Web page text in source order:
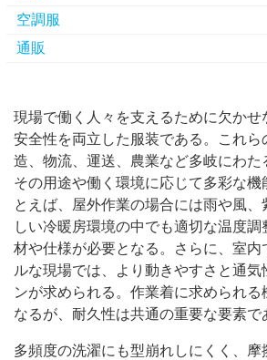
空調服
通販
現場で働く人々を支えるために欠かせ
安全性を両立した服装である。
これら
造、物流、運送、農業など多岐にわた
その用途や働く環境に応じて多彩な機
とえば、屋外作業の場合には雨や風
しい冷暖房環境の中でも適切な温度
材や仕様が必要となる。さらに、室内
ルな現場では、より動きやすさと通気
ンが求められる。作業着に求められ
なるが、耐久性は共通の重要な要素で
多頻度の洗濯にも型崩れしにくく、摩